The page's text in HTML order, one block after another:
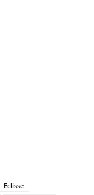
Eclisse